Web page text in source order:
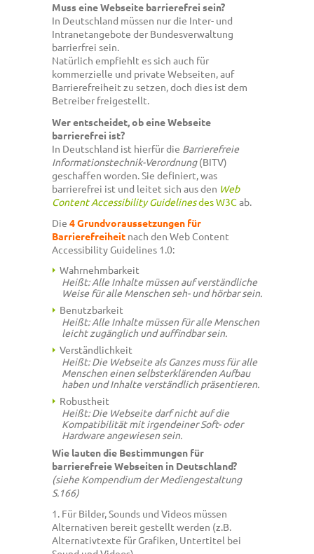
Muss eine Webseite barrierefrei sein?
In Deutschland müssen nur die Inter- und
Intranetangebote der Bundesverwaltung
barrierfrei sein.
Natürlich empfiehlt es sich auch für
kommerzielle und private Webseiten, auf
Barrierefreiheit zu setzen, doch dies ist dem
Betreiber freigestellt.
Wer entscheidet, ob eine Webseite
barrierefrei ist?
In Deutschland ist hierfür die Barrierefreie
Informationstechnik-Verordnung(BITV)
geschaffen worden. Sie definiert, was
barrierefrei ist und leitet sich aus den Web
Content Accessibility Guidelinesdes W3C ab.
Die 4 Grundvoraussetzungen für
Barrierefreiheit nach den Web Content
Accessibility Guidelines 1.0:
Wahrnehmbarkeit
Heißt: Alle Inhalte müssen auf verständliche
Weise für alle Menschen seh- und hörbar sein.
Benutzbarkeit
Heißt: Alle Inhalte müssen für alle Menschen
leicht zugänglich und auffindbar sein.
Verständlichkeit
Heißt: Die Webseite als Ganzes muss für alle
Menschen einen selbsterklärenden Aufbau
haben und Inhalte verständlich präsentieren.
Robustheit
Heißt: Die Webseite darf nicht auf die
Kompatibilität mit irgendeiner Soft- oder
Hardware angewiesen sein.
Wie lauten die Bestimmungen für
barrierefreie Webseiten in Deutschland?
(siehe Kompendium der Mediengestaltung
S.166)
1. Für Bilder, Sounds und Videos müssen
Alternativen bereit gestellt werden (z.B.
Alternativtexte für Grafiken, Untertitel bei